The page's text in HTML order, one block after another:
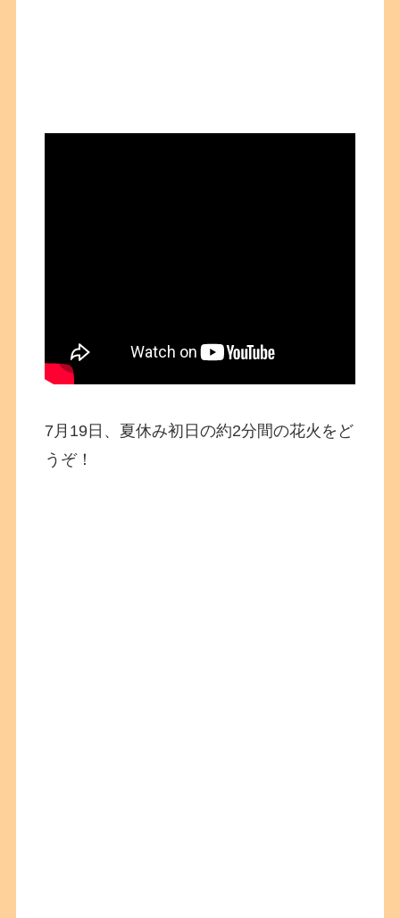
7月19日、夏休み初日の約2分間の花火をど
うぞ！